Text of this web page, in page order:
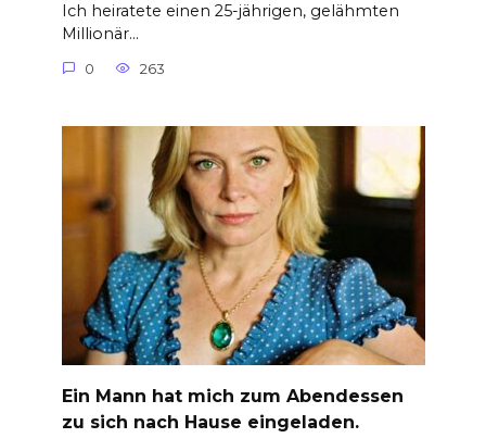
Ich heiratete einen 25-jährigen, gelähmten
Millionär…
0 263
Ein Mann hat mich zum Abendessen
zu sich nach Hause eingeladen.